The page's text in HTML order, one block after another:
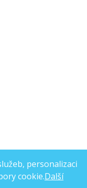
personalizaci
cookie.Další